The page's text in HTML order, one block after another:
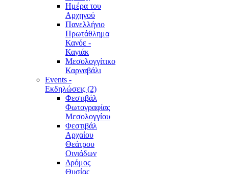
Ημέρα του
Αρχηγού
Πανελλήνιο
Πρωτάθλημα
Κανόε -
Καγιάκ
Μεσολογγίτικο
Καρναβάλι
Events -
Εκδηλώσεις (2)
Φεστιβάλ
Φωτογραφίας
Μεσολογγίου
Φεστιβάλ
Αρχαίου
Θεάτρου
Οινιάδων
Δρόμος
Θυσίας